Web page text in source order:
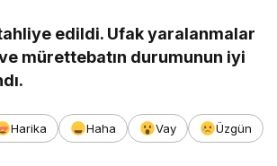
edildi. Ufak yaralanmalar
mürettebatın durumunun iyi
Harika Haha Vay
Üzgün